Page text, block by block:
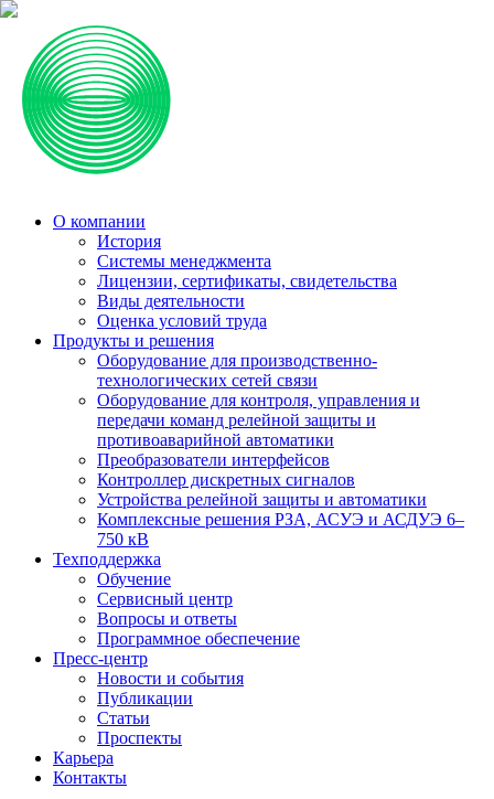
О компании
История
Системы менеджмента
Лицензии, сертификаты, свидетельства
Виды деятельности
Оценка условий труда
Продукты и решения
Оборудование для производственно-
технологических сетей связи
Оборудование для контроля, управления и
передачи команд релейной защиты и
противоаварийной автоматики
Преобразователи интерфейсов
Контроллер дискретных сигналов
Устройства релейной защиты и автоматики
Комплексные решения РЗА, АСУЭ и АСДУЭ 6–
750 кВ
Техподдержка
Обучение
Сервисный центр
Вопросы и ответы
Программное обеспечение
Пресс-центр
Новости и события
Публикации
Статьи
Проспекты
Карьера
Контакты